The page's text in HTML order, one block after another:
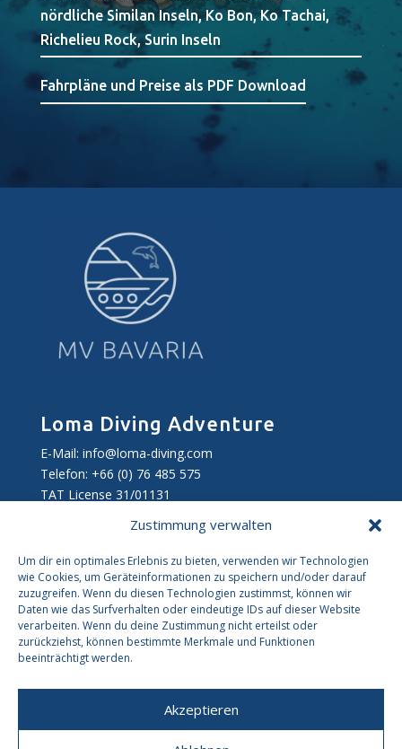
Zustimmung verwalten
Um dir ein optimales Erlebnis zu bieten, verwenden wir Technologien
wie Cookies, um Geräteinformationen zu speichern und/oder darauf
zuzugreifen. Wenn du diesen Technologien zustimmst, können wir
Daten wie das Surfverhalten oder eindeutige IDs auf dieser Website
verarbeiten. Wenn du deine Zustimmung nicht erteilst oder
zurückziehst, können bestimmte Merkmale und Funktionen
beeinträchtigt werden.
Akzeptieren
nördliche Similan Inseln, Ko Bon, Ko Tachai,
Richelieu Rock, Surin Inseln
Fahrpläne und Preise als PDF Download
Loma Diving Adventure
E-Mail: info@loma-diving.com
Telefon: +66 (0) 76 485 575
TAT License 31/01131
Follow us on
Facebook
Instagram